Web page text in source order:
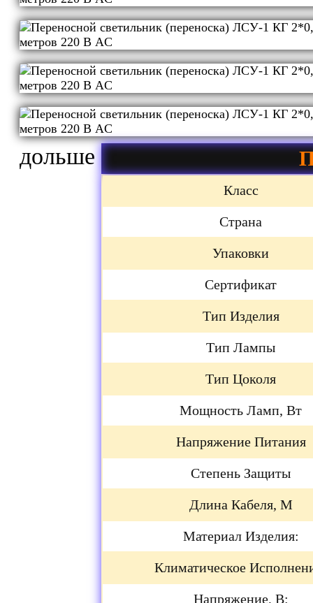
Класс
Страна
Упаковки
Сертификат
Тип Изделия
Тип Лампы
Тип Цоколя
Мощность Ламп, Вт
Напряжение Питания
Степень Защиты
Длина Кабеля, М
Материал Изделия:
Климатическое
Напряжение, В:
дольше